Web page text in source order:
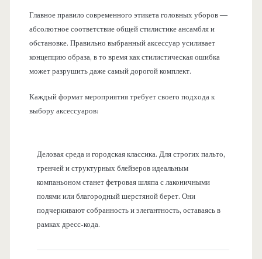
Главное правило современного этикета головных уборов —
абсолютное соответствие общей стилистике ансамбля и
обстановке. Правильно выбранный аксессуар усиливает
концепцию образа, в то время как стилистическая ошибка
может разрушить даже самый дорогой комплект.
Каждый формат мероприятия требует своего подхода к
выбору аксессуаров:
Деловая среда и городская классика. Для строгих пальто,
тренчей и структурных блейзеров идеальным
компаньоном станет фетровая шляпа с лаконичными
полями или благородный шерстяной берет. Они
подчеркивают собранность и элегантность, оставаясь в
рамках дресс-кода.